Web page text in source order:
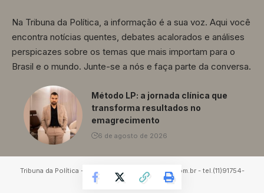
Na Tribuna da Política, a informação é a sua voz. Aqui você
encontra notícias quentes, debates acalorados e análises
perspicazes sobre os temas que mais importam para o
Brasil e o mundo. Junte-se a nós e faça parte da conversa.
Método LP: a jornada clínica que
transforma resultados no
emagrecimento
6 de agosto de 2026
Tribuna da Política - contato@tribunadapolítica.com.br - tel.(11)91754-
6532